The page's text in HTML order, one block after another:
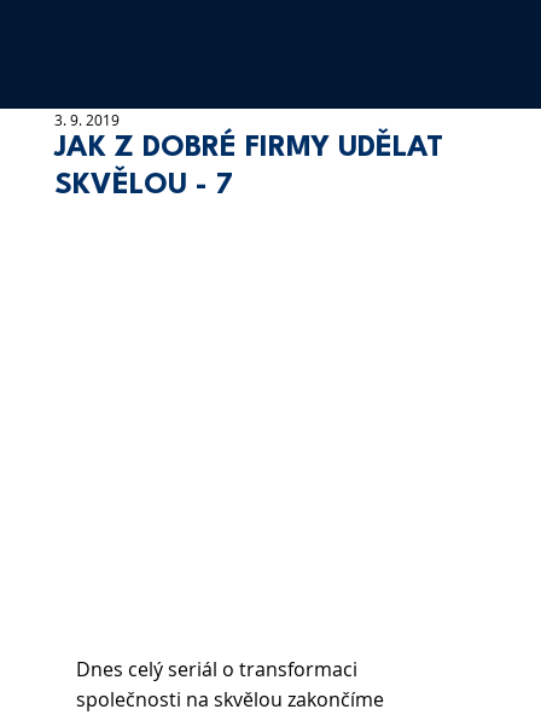
JAK Z DOBRÉ FIRMY UDĚLAT
SKVĚLOU - 7
3. 9. 2019
Dnes celý seriál o transformaci
společnosti na skvělou zakončíme